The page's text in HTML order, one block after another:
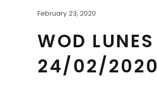
February 23, 2020
WOD LUNES
24/02/2020